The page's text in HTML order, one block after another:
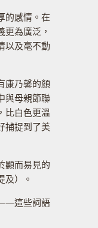
的感情。在
為廣泛，
以及毫不動
康乃馨的顏
與母親節聯
白色更溫
捕捉到了美
顯而易見的
及）。
這些詞語